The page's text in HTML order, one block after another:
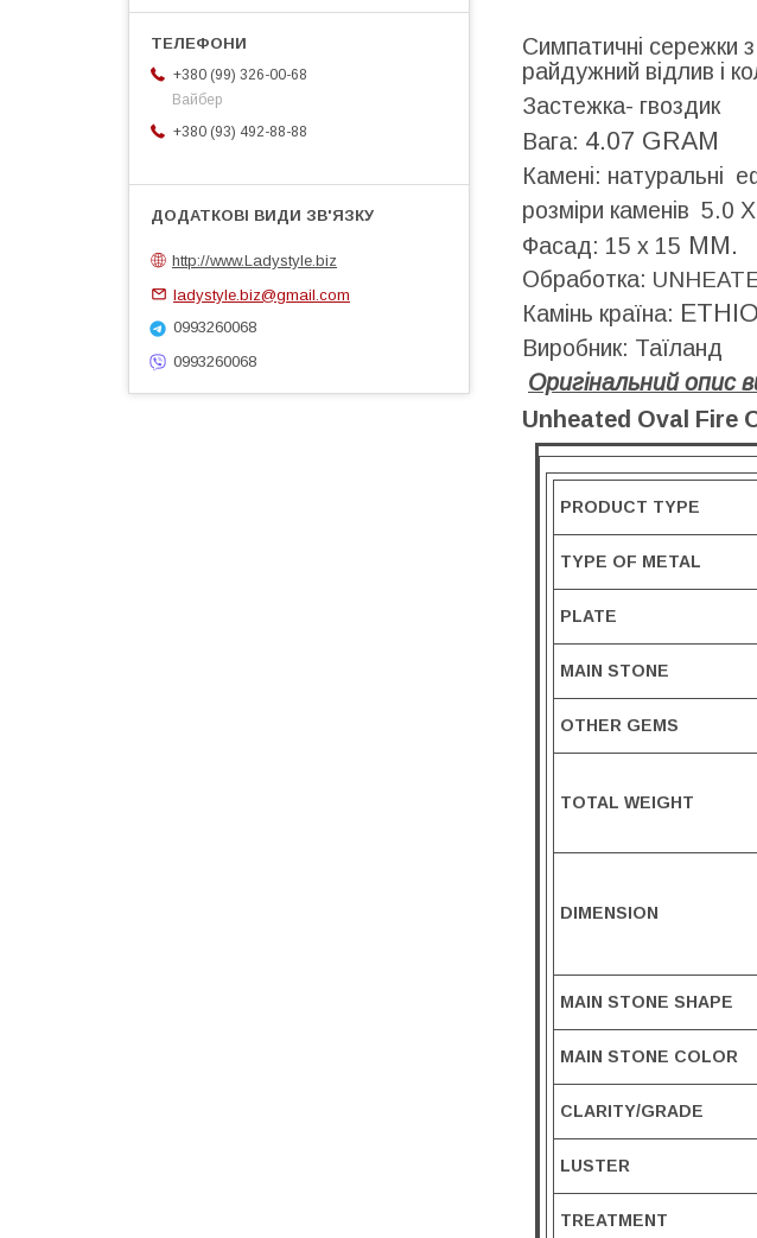
Симпатичні сережки
райдужний відлив і
Застежка- гвоздик
Вага: 4.07 GRAM
Камені: натуральні
розміри каменів 5.0
Фасад: 15 х 15 MM.
Обработка:
Камінь країна:
Виробник: Таїланд
Оригінальний опис
Unheated Oval Fire
PRODUCT TYPE
TYPE OF METAL
PLATE
MAIN STONE
OTHER GEMS
TOTAL WEIGHT
DIMENSION
MAIN STONE SHAPE
MAIN STONE COLOR
CLARITY/GRADE
LUSTER
TREATMENT
+380 (99) 326-00-68
Вайбер
+380 (93) 492-88-88
http://www.Ladystyle.biz
ladystyle.biz@gmail.com
0993260068
0993260068